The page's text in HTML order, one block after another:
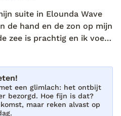
suite in Elounda Wave
de hand en de zon op mijn
zee is prachtig en ik voel
Stathis en Anna, broer
Het is duidelijk dat ze
gemaakt! Elounda
stijlvolle suites met
zeezicht. De
een glimlach: het ontbijt
bezorgd. Hoe fijn is dat?
maar reken alvast op